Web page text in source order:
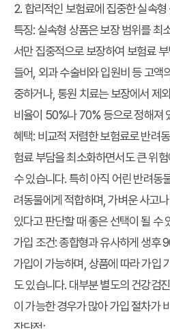
2. 합리적인 보험료에 집중한 실속형
특징:실속형 상품은 보장 범위를 최
서만 집중적으로 보장하여 보험료
들어, 외과 수술비와 입원비 등 고액
중하거나, 통원 치료는 보장에서 제
비율이 50%나 70% 등으로 정해져
혜택: 비교적 저렴한 보험료로 반려
험료 부담을 최소화하면서도 큰 위
수 있습니다. 특히 아직 어린 반려동
려동물에게 적합하며, 가벼운 사고
있다고 판단할 때 좋은 선택이 될 수
가입 조건:종합형과 유사하게 생후
가입이 가능하며, 상품에 따라 가입
도 있습니다. 대부분 별도의 건강검
이 가능한 경우가 많아 가입 절차가